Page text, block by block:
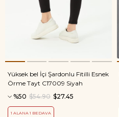
Yüksek bel İçi Şardonlu Fitilli Esnek
Örme Tayt C17009 Siyah
%50
$27.45
$54.90
1 ALANA 1 BEDAVA